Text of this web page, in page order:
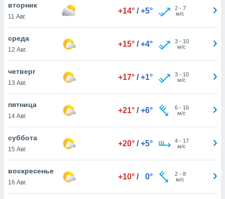
нашей
cookie
нашего
ВЫ
вторник
11 Авг.
+14° / +5° 2- 7
м/с
среда
12 Авг.
+15° / +4° 3- 10
м/с
четверг
13 Авг.
+17° / +1° 3- 10
м/с
пятница
14 Авг.
+21° / +6° 6- 16
м/с
суббота
15 Авг.
+20° / +5° 4- 17
м/с
воскресенье
16 Авг.
+10° / 0° 2- 8
м/с